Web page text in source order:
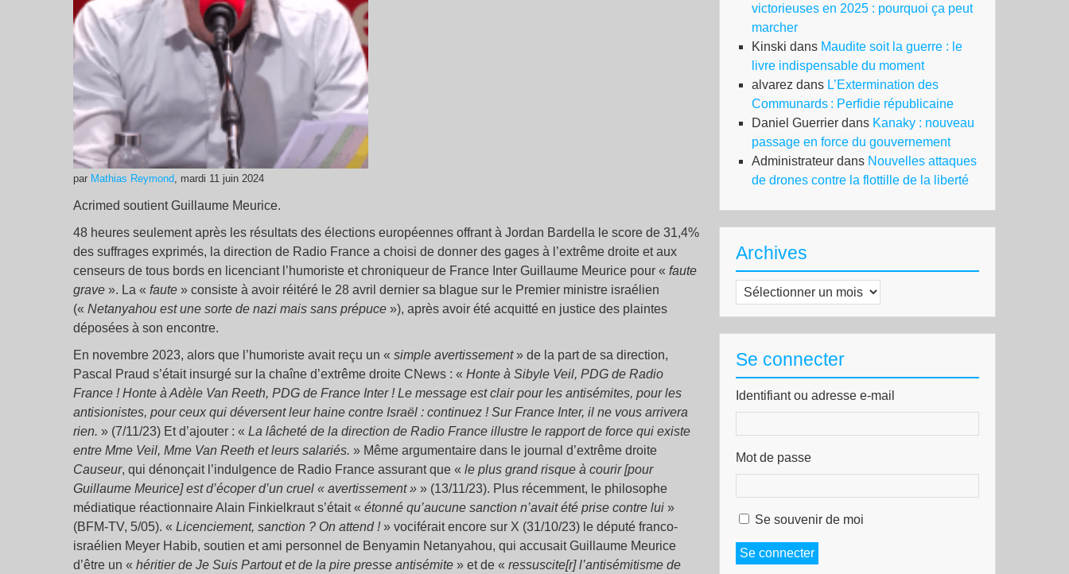
par Mathias Reymond , mardi 11 juin 2024
Acrimed soutient Guillaume Meurice.
48 heures seulement après les résultats des élections européennes offrant à Jordan Bardella le score de 31,4%
des suffrages exprimés, la direction de Radio France a choisi de donner des gages à l’extrême droite et aux
censeurs de tous bords en licenciant l’humoriste et chroniqueur de France Inter Guillaume Meurice pour « faute
grave ». La « faute » consiste à avoir réitéré le 28 avril dernier sa blague sur le Premier ministre israélien
(« Netanyahou est une sorte de nazi mais sans prépuce »), après avoir été acquitté en justice des plaintes
déposées à son encontre.
En novembre 2023, alors que l’humoriste avait reçu un « simple avertissement» de la part de sa direction,
Pascal Praud s’était insurgé sur la chaîne d’extrême droite CNews : « Honte à Sibyle Veil, PDG de Radio
France ! Honte à Adèle Van Reeth, PDG de France Inter ! Le message est clair pour les antisémites, pour les
antisionistes, pour ceux qui déversent leur haine contre Israël : continuez ! Sur France Inter, il ne vous arrivera
rien. » (7/11/23) Et d’ajouter : « La lâcheté de la direction de Radio France illustre le rapport de force qui existe
entre Mme Veil, Mme Van Reeth et leurs salariés. » Même argumentaire dans le journal d’extrême droite
Causeur, qui dénonçait l’indulgence de Radio France assurant que « le plus grand risque à courir [pour
Guillaume Meurice] est d’écoper d’un cruel « avertissement » » (13/11/23). Plus récemment, le philosophe
médiatique réactionnaire Alain Finkielkraut s’était « étonné qu’aucune sanction n’avait été prise contre lui »
(BFM-TV, 5/05). « Licenciement, sanction ? On attend !» vociférait encore sur X (31/10/23) le député franco-
israélien Meyer Habib, soutien et ami personnel de Benyamin Netanyahou, qui accusait Guillaume Meurice
d’être un « héritier de Je Suis Partout et de la pire presse antisémite » et de « ressuscite[r] l’antisémitisme de
victorieuses en 2025 : pourquoi ça peut
marcher
Kinski dans Maudite soit la guerre : le
livre indispensable du moment
alvarez dans L’Extermination des
Communards : Perfidie républicaine
Daniel Guerrier dans Kanaky : nouveau
passage en force du gouvernement
Administrateur dans Nouvelles attaques
de drones contre la flottille de la liberté
Archives
Archives
Se connecter
Identifiant ou adresse e-mail
Mot de passe
Se souvenir de moi
Se connecter